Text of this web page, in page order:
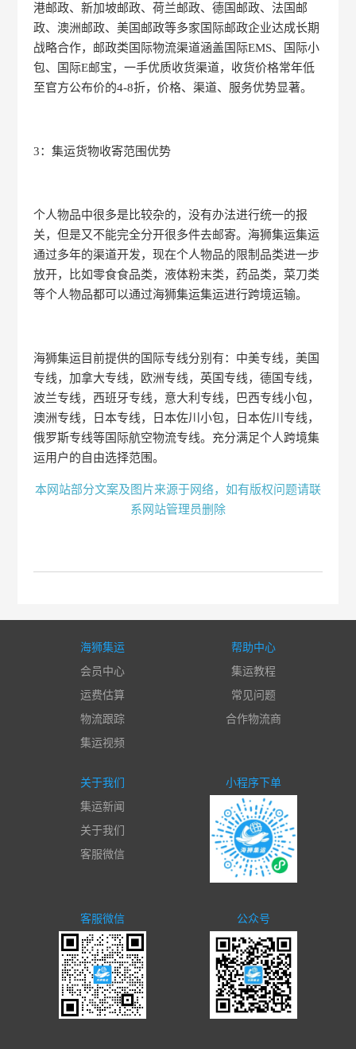
港邮政、新加坡邮政、荷兰邮政、德国邮政、法国邮
政、澳洲邮政、美国邮政等多家国际邮政企业达成长期
战略合作，邮政类国际物流渠道涵盖国际EMS、国际小
包、国际E邮宝，一手优质收货渠道，收货价格常年低
至官方公布价的4-8折，价格、渠道、服务优势显著。
3：集运货物收寄范围优势
个人物品中很多是比较杂的，没有办法进行统一的报
关，但是又不能完全分开很多件去邮寄。海狮集运集运
通过多年的渠道开发，现在个人物品的限制品类进一步
放开，比如零食食品类，液体粉末类，药品类，菜刀类
等个人物品都可以通过海狮集运集运进行跨境运输。
海狮集运目前提供的国际专线分别有：中美专线，美国
专线，加拿大专线，欧洲专线，英国专线，德国专线，
波兰专线，西班牙专线，意大利专线，巴西专线小包，
澳洲专线，日本专线，日本佐川小包，日本佐川专线，
俄罗斯专线等国际航空物流专线。充分满足个人跨境集
运用户的自由选择范围。
本网站部分文案及图片来源于网络，如有版权问题请联
系网站管理员删除
海狮集运
会员中心
运费估算
物流跟踪
集运视频
帮助中心
集运教程
常见问题
合作物流商
关于我们
集运新闻
关于我们
客服微信
小程序下单
客服微信 公众号